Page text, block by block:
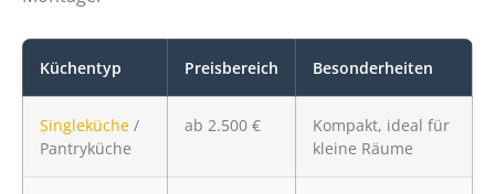
Küchentyp Preisbereich Besonderheiten
Singleküche /
Pantryküche
ab 2.500 €
Kompakt, ideal für
kleine Räume